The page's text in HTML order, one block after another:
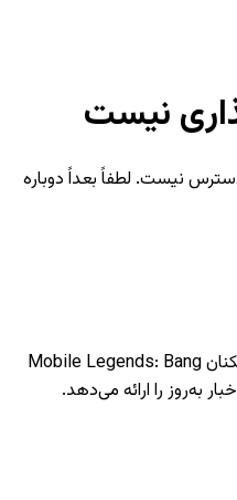
نیست
نیست. لطفاً بعداً دوباره
MLBB Hub یک منبع جامع برای بازیکنان Mobile Legends: Bang